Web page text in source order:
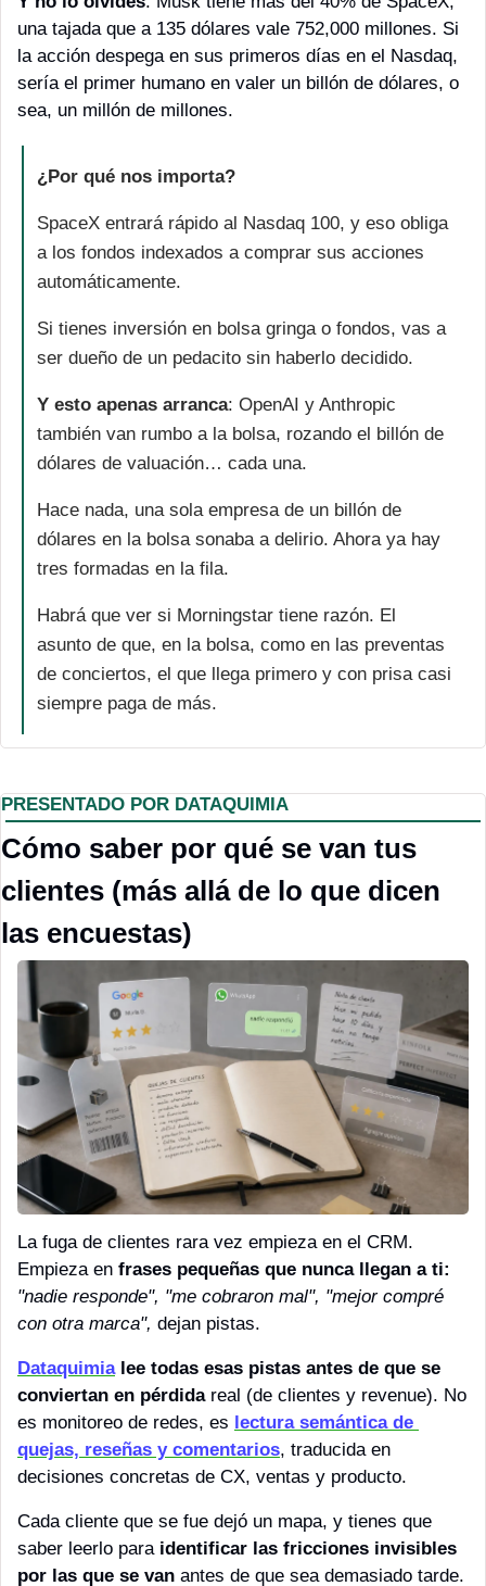
una tajada que a 135 dólares vale 752,000 millones. Si
la acción despega en sus primeros días en el Nasdaq,
sería el primer humano en valer un billón de dólares, o
sea, un millón de millones.
¿Por qué nos importa?
SpaceX entrará rápido al Nasdaq 100, y eso obliga
a los fondos indexados a comprar sus acciones
automáticamente.
Si tienes inversión en bolsa gringa o fondos, vas a
ser dueño de un pedacito sin haberlo decidido.
Y esto apenas arranca: OpenAI y Anthropic
también van rumbo a la bolsa, rozando el billón de
dólares de valuación… cada una.
Hace nada, una sola empresa de un billón de
dólares en la bolsa sonaba a delirio. Ahora ya hay
tres formadas en la fila.
Habrá que ver si Morningstar tiene razón. El
asunto de que, en la bolsa, como en las preventas
de conciertos, el que llega primero y con prisa casi
siempre paga de más.
PRESENTADO POR DATAQUIMIA
Cómo saber por qué se van tus
clientes (más allá de lo que dicen
las encuestas)
La fuga de clientes rara vez empieza en el CRM.
Empieza en frases pequeñas que nunca llegan a ti:
"nadie responde", "me cobraron mal", "mejor compré
con otra marca", dejan pistas.
Dataquimia lee todas esas pistas antes de que se
conviertan en pérdida real (de clientes y revenue). No
es monitoreo de redes, es lectura semántica de
quejas, reseñas y comentarios, traducida en
decisiones concretas de CX, ventas y producto.
Cada cliente que se fue dejó un mapa, y tienes que
saber leerlo para identificar las fricciones invisibles
por las que se van antes de que sea demasiado tarde.